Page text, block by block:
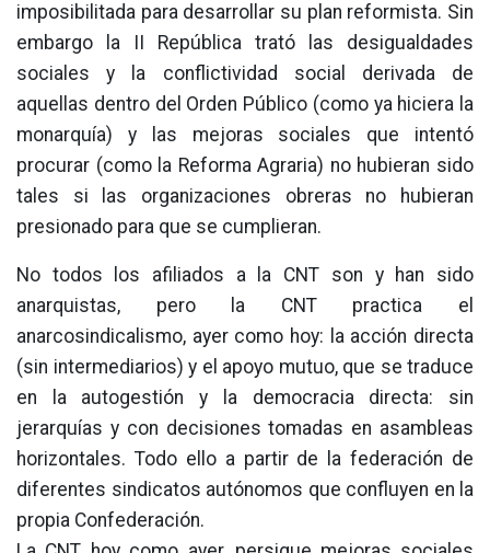
imposibilitada para desarrollar su plan reformista. Sin
embargo la II República trató las desigualdades
sociales y la conflictividad social derivada de
aquellas dentro del Orden Público (como ya hiciera la
monarquía) y las mejoras sociales que intentó
procurar (como la Reforma Agraria) no hubieran sido
tales si las organizaciones obreras no hubieran
presionado para que se cumplieran.
No todos los afiliados a la CNT son y han sido
anarquistas, pero la CNT practica el
anarcosindicalismo, ayer como hoy: la acción directa
(sin intermediarios) y el apoyo mutuo, que se traduce
en la autogestión y la democracia directa: sin
jerarquías y con decisiones tomadas en asambleas
horizontales. Todo ello a partir de la federación de
diferentes sindicatos autónomos que confluyen en la
propia Confederación.